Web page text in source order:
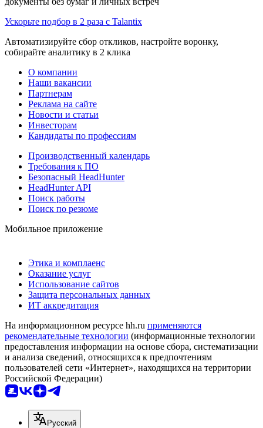
Ускорьте подбор в 2 раза с Talantix
Автоматизируйте сбор откликов, настройте воронку,
собирайте аналитику в 2 клика
О компании
Наши вакансии
Партнерам
Реклама на сайте
Новости и статьи
Инвесторам
Кандидаты по профессиям
Производственный календарь
Требования к ПО
Безопасный HeadHunter
HeadHunter API
Поиск работы
Поиск по резюме
Мобильное приложение
Этика и комплаенс
Оказание услуг
Использование сайтов
Защита персональных данных
ИТ аккредитация
На информационном ресурсе hh.ru применяются
рекомендательные технологии (информационные технологии
предоставления информации на основе сбора, систематизации
и анализа сведений, относящихся к предпочтениям
пользователей сети «Интернет», находящихся на территории
Российской Федерации)
Русский